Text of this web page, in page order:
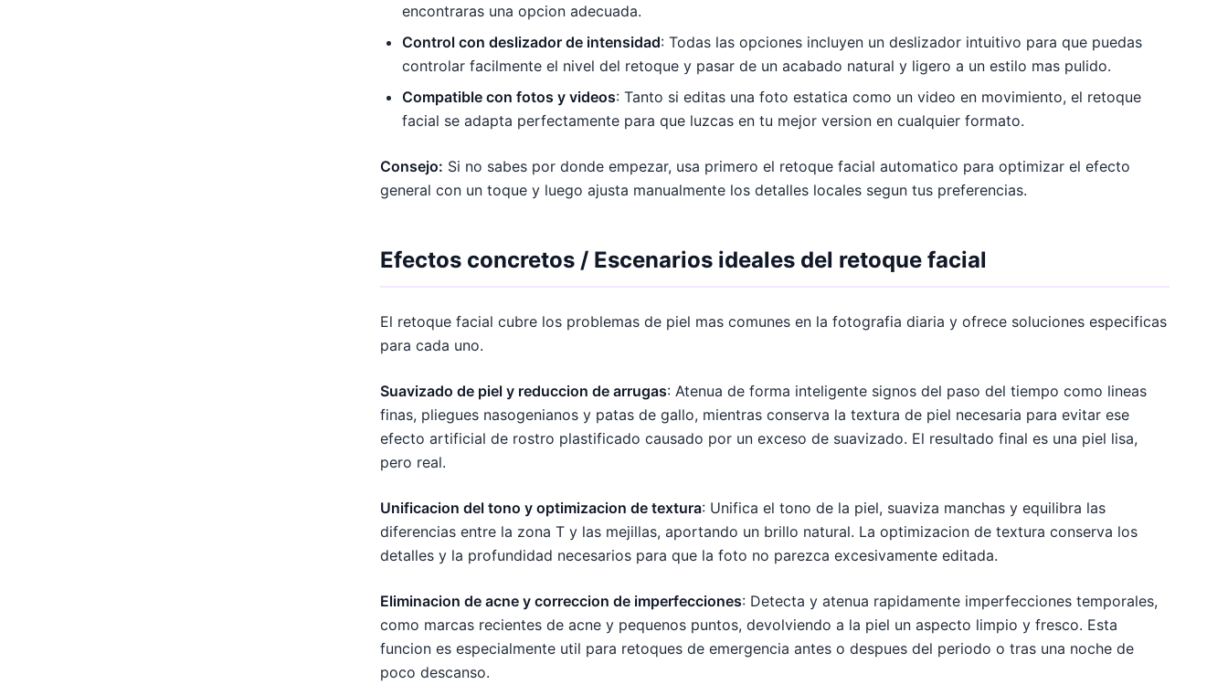
encontraras una opcion adecuada.
Control con deslizador de intensidad: Todas las opciones incluyen un deslizador intuitivo para que puedas
controlar facilmente el nivel del retoque y pasar de un acabado natural y ligero a un estilo mas pulido.
Compatible con fotos y videos: Tanto si editas una foto estatica como un video en movimiento, el retoque
facial se adapta perfectamente para que luzcas en tu mejor version en cualquier formato.
Consejo: Si no sabes por donde empezar, usa primero el retoque facial automatico para optimizar el efecto
general con un toque y luego ajusta manualmente los detalles locales segun tus preferencias.
Efectos concretos / Escenarios ideales del retoque facial
El retoque facial cubre los problemas de piel mas comunes en la fotografia diaria y ofrece soluciones especificas
para cada uno.
Suavizado de piel y reduccion de arrugas: Atenua de forma inteligente signos del paso del tiempo como lineas
finas, pliegues nasogenianos y patas de gallo, mientras conserva la textura de piel necesaria para evitar ese
efecto artificial de rostro plastificado causado por un exceso de suavizado. El resultado final es una piel lisa,
pero real.
Unificacion del tono y optimizacion de textura: Unifica el tono de la piel, suaviza manchas y equilibra las
diferencias entre la zona T y las mejillas, aportando un brillo natural. La optimizacion de textura conserva los
detalles y la profundidad necesarios para que la foto no parezca excesivamente editada.
Eliminacion de acne y correccion de imperfecciones: Detecta y atenua rapidamente imperfecciones temporales,
como marcas recientes de acne y pequenos puntos, devolviendo a la piel un aspecto limpio y fresco. Esta
funcion es especialmente util para retoques de emergencia antes o despues del periodo o tras una noche de
poco descanso.